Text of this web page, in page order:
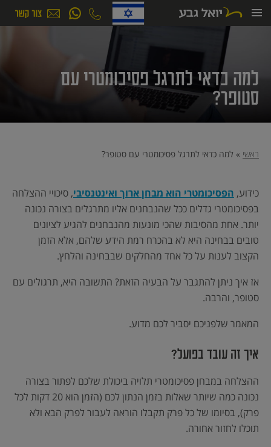
לתוכן
למה כדאי לתרגל פסיכומטרי עם
סטופר?
ראשי » למה כדאי לתרגל פסיכומטרי עם סטופר?
כידוע, הפסיכומטרי הוא מבחן ארוך ואינטנסיבי, סיכויי ההצלחה
בפסיכומטרי גדלים ככל שהנבחנים אליו מתרגלים בצורה נכונה
יותר. אחת מהסיבות שהכי מונעות מהנבחנים להגיע לציונים
טובים בבחינה היא לא בהכרח רמת הידע שלהם, אלא הזמן
הקצוב לענות על כל אחד מהחלקים שבבחינה והלחץ.
אז איך ניתן להתגבר על הבעיה הזאת? התשובה היא, תרגולים עם
סטופר, והרבה.
המאמר שלפניכם יסביר לכם מדוע.
איך זה עובד בפועל?
ההצלחה במבחן פסיכומטרי תלויה ביכולת שלכם לפתור בצורה
נכונה כמה שיותר שאלות בזמן הנתון לכם (הזמן הוא 20 דקות לכל
פרק), בסיומו של כל פרק תקבלו הוראה לעבור לפרק הבא ולא
תוכלו לחזור אחורה.